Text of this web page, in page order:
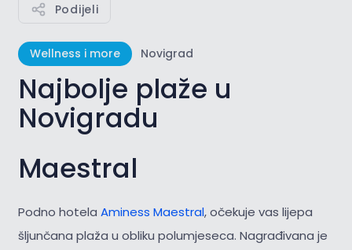
Podijeli
Wellness i more Novigrad
Najbolje plaže u
Novigradu
Maestral
Podno hotela Aminess Maestral, očekuje vas lijepa
šljunčana plaža u obliku polumjeseca. Nagrađivana je